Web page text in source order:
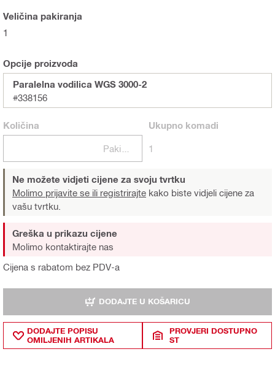
Veličina pakiranja
1
Opcije proizvoda
Paralelna vodilica WGS 3000-2
#338156
Količina Ukupnokomadi
1
Ne možete vidjeti cijene za svoju tvrtku
Molimo prijavite se ili registrirajte kako biste vidjeli cijene za
vašu tvrtku.
Cijena s rabatom bez PDV-a
Greška u prikazu cijene
Molimo kontaktirajte nas
DODAJTE U KOŠARICU
DODAJTE POPISU
OMILJENIH ARTIKALA
PROVJERI DOSTUPNO
ST